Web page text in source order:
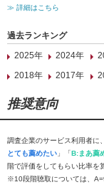
≫ 詳細はこちら
過去ランキング
2025年
2024年
2018年
2017年
推奨意向
調査企業のサービス利用者に
とても薦めたい 」「B:まあ薦
階で評価をしてもらい比率を
※10段階聴取については、